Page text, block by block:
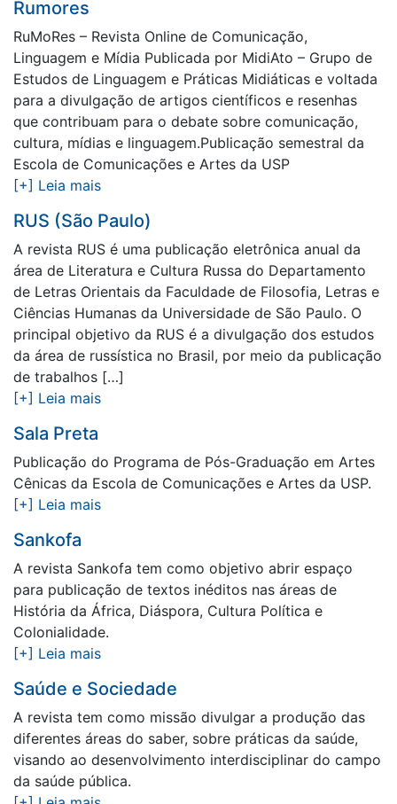
Rumores
RuMoRes – Revista Online de Comunicação,
Linguagem e Mídia Publicada por MidiAto – Grupo de
Estudos de Linguagem e Práticas Midiáticas e voltada
para a divulgação de artigos científicos e resenhas
que contribuam para o debate sobre comunicação,
cultura, mídias e linguagem.Publicação semestral da
Escola de Comunicações e Artes da USP
[+] Leia mais
RUS (São Paulo)
A revista RUS é uma publicação eletrônica anual da
área de Literatura e Cultura Russa do Departamento
de Letras Orientais da Faculdade de Filosofia, Letras e
Ciências Humanas da Universidade de São Paulo. O
principal objetivo da RUS é a divulgação dos estudos
da área de russística no Brasil, por meio da publicação
de trabalhos […]
[+] Leia mais
Sala Preta
Publicação do Programa de Pós-Graduação em Artes
Cênicas da Escola de Comunicações e Artes da USP.
[+] Leia mais
Sankofa
A revista Sankofa tem como objetivo abrir espaço
para publicação de textos inéditos nas áreas de
História da África, Diáspora, Cultura Política e
Colonialidade.
[+] Leia mais
Saúde e Sociedade
A revista tem como missão divulgar a produção das
diferentes áreas do saber, sobre práticas da saúde,
visando ao desenvolvimento interdisciplinar do campo
da saúde pública.